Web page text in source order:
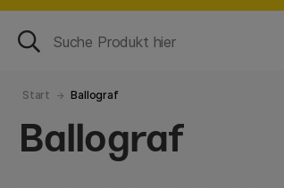
Start Ballograf
Ballograf